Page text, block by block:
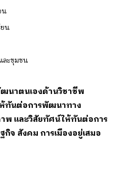
น
น
ะชุมชน
นาตนเองด้านวิชาชีพ
ทันต่อการพัฒนาทาง
พ และวิสัยทัศน์ให้ทันต่อการ
จ สังคม การเมืองอยู่เสมอ